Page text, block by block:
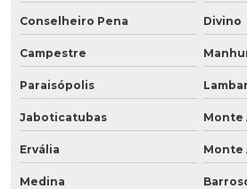
Conselheiro Pena Divino
Campestre
Paraisópolis
Jaboticatubas Monte
Ervália Monte
Medina